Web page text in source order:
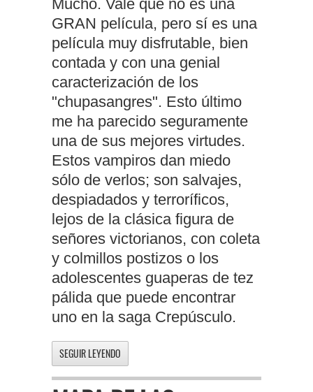
Mucho. Vale que no es una
GRAN película, pero sí es una
película muy disfrutable, bien
contada y con una genial
caracterización de los
"chupasangres". Esto último
me ha parecido seguramente
una de sus mejores virtudes.
Estos vampiros dan miedo
sólo de verlos; son salvajes,
despiadados y terroríficos,
lejos de la clásica figura de
señores victorianos, con coleta
y colmillos postizos o los
adolescentes guaperas de tez
pálida que puede encontrar
uno en la saga Crepúsculo.
SEGUIR LEYENDO